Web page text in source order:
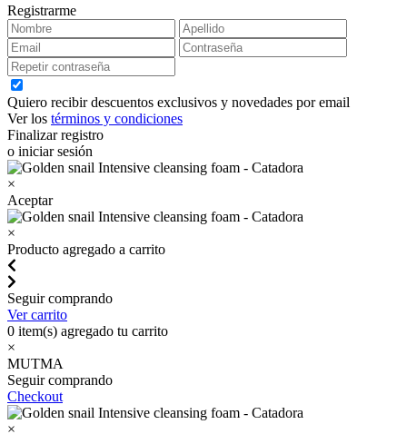
Registrarme
Quiero recibir descuentos exclusivos y novedades por email
Ver los términos y condiciones
Finalizar registro
o iniciar sesión
×
Aceptar
×
Producto agregado a carrito
Seguir comprando
Ver carrito
0 item(s) agregado tu carrito
×
MUTMA
Seguir comprando
Checkout
×